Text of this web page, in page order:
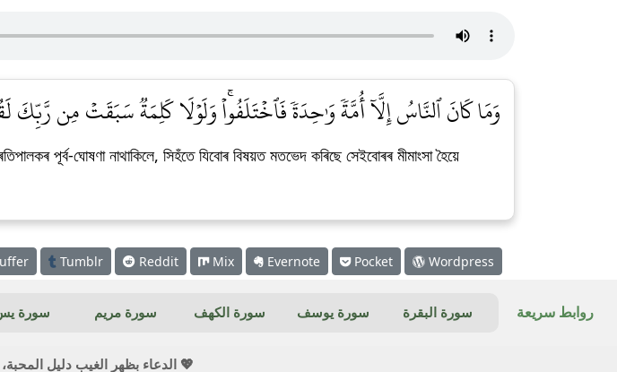
وَمَا كَانَ ٱلنَّاسُ إِلَّآ أُمَّةٗ وَٰحِدَةٗ فَٱخۡتَلَفُواْۚ وَلَوۡلَا كَلِمَةٞ سَبَقَتۡ مِن رَّبِّكَ
পূৰ্ব-ঘোষণা নাথাকিলে, সিহঁতে যিবোৰ বিষয়ত মতভেদ কৰিছে সেইবোৰৰ মীমাংসা হৈয়ে
Tumblr Reddit Mix Evernote Pocket Wordpress
روابط سريعة سورة البقرة سورة يوسف سورة الكهف سورة مريم سورة
💖 الدعاء بظهر الغيب دليل